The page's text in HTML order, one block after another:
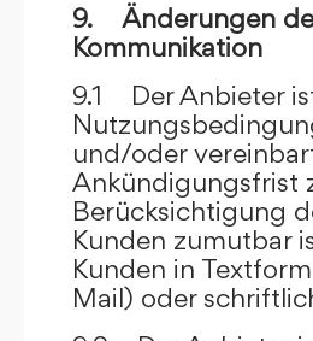
9. Änderungen
Kommunikation
9.1 Der Anbieter
und/oder
Ankündigungsfrist
Berücksichtigung
Kunden zumutbar
Kunden in
Mail) oder